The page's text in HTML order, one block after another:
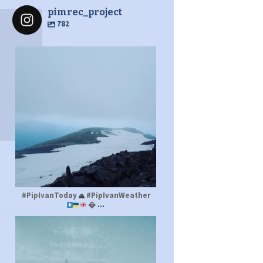
pimrec_project
782
#PipIvanToday
#PipIvanWeather
 ...